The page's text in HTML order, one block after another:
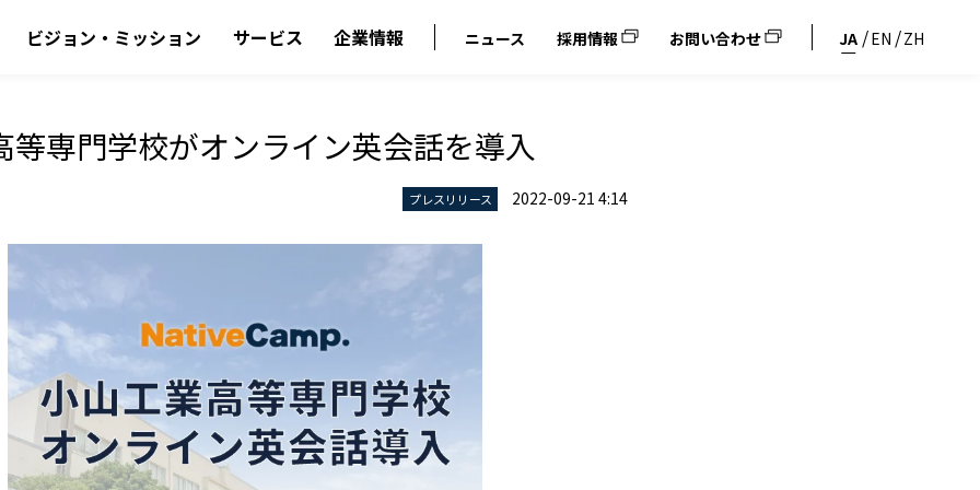
ビジョン・ミッション サービス 企業情報 ニュース 採用情報 お問い合わせ JA EN ZH
等専門学校がオンライン英会話を導入
プレスリリース 2022-09-21 4:14